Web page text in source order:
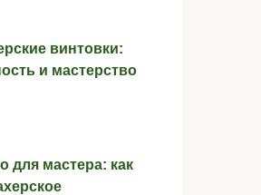
винтовки:
и мастерство
для мастера: как